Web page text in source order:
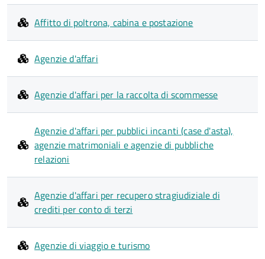
Affitto di poltrona, cabina e postazione
Agenzie d'affari
Agenzie d'affari per la raccolta di scommesse
Agenzie d'affari per pubblici incanti (case d'asta),
agenzie matrimoniali e agenzie di pubbliche
relazioni
Agenzie d'affari per recupero stragiudiziale di
crediti per conto di terzi
Agenzie di viaggio e turismo